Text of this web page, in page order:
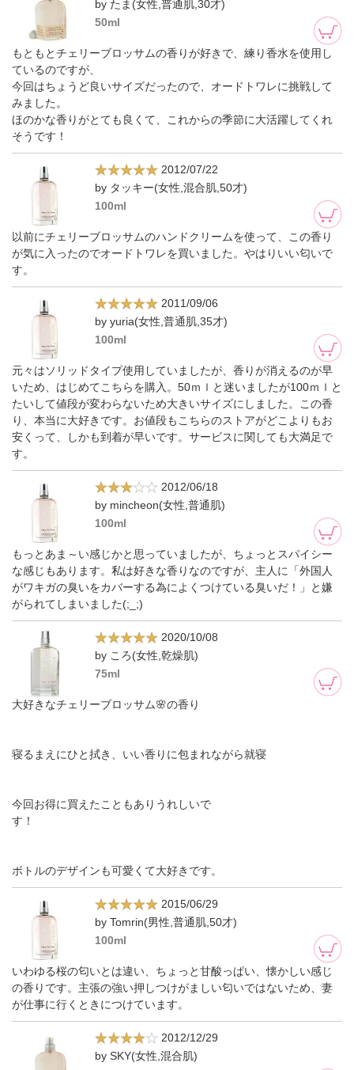
by たま(女性,普通肌,30才)
50ml
もともとチェリーブロッサムの香りが好きで、練り香水を使用し
ているのですが、
今回はちょうど良いサイズだったので、オードトワレに挑戦して
みました。
ほのかな香りがとても良くて、これからの季節に大活躍してくれ
そうです！
2012/07/22
by タッキー(女性,混合肌,50才)
100ml
以前にチェリーブロッサムのハンドクリームを使って、この香り
が気に入ったのでオードトワレを買いました。やはりいい匂いで
す。
2011/09/06
by yuria(女性,普通肌,35才)
100ml
元々はソリッドタイプ使用していましたが、香りが消えるのが早
いため、はじめてこちらを購入。50ｍｌと迷いましたが100ｍｌと
たいして値段が変わらないため大きいサイズにしました。この香
り、本当に大好きです。お値段もこちらのストアがどこよりもお
安くって、しかも到着が早いです。サービスに関しても大満足で
す。
2012/06/18
by mincheon(女性,普通肌)
100ml
もっとあま～い感じかと思っていましたが、ちょっとスパイシー
な感じもあります。私は好きな香りなのですが、主人に「外国人
がワキガの臭いをカバーする為によくつけている臭いだ！」と嫌
がられてしまいました(;_;)
2020/10/08
by ころ(女性,乾燥肌)
75ml
大好きなチェリーブロッサム🌸の香り
寝るまえにひと拭き、いい香りに包まれながら就寝
今回お得に買えたこともありうれしいで
す！
ボトルのデザインも可愛くて大好きです。
2015/06/29
by Tomrin(男性,普通肌,50才)
100ml
いわゆる桜の匂いとは違い、ちょっと甘酸っぱい、懐かしい感じ
の香りです。主張の強い押しつけがましい匂いではないため、妻
が仕事に行くときにつけています。
2012/12/29
by SKY(女性,混合肌)